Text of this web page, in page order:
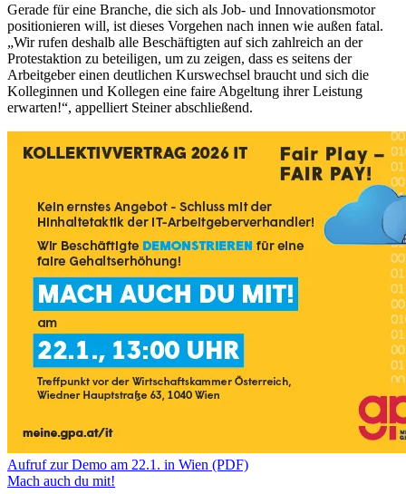
Gerade für eine Branche, die sich als Job- und Innovationsmotor
positionieren will, ist dieses Vorgehen nach innen wie außen fatal.
„Wir rufen deshalb alle Beschäftigten auf sich zahlreich an der
Protestaktion zu beteiligen, um zu zeigen, dass es seitens der
Arbeitgeber einen deutlichen Kurswechsel braucht und sich die
Kolleginnen und Kollegen eine faire Abgeltung ihrer Leistung
erwarten!“, appelliert Steiner abschließend.
Aufruf zur Demo am 22.1. in Wien (PDF)
Mach auch du mit!